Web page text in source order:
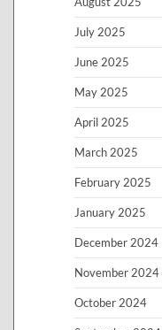
July 2025
June 2025
May 2025
April 2025
March 2025
February 2025
January 2025
December 2024
November 2024
October 2024